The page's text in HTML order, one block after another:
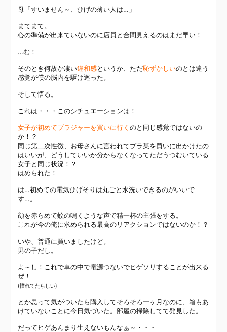
母「すいません～、ひげの薄い人は…」
まてまて。
心の準備が出来ていないのに店員と合間見えるのはまだ早い！
…む！
そのとき何故か凄い違和感というか、ただ恥ずかしいのとは違う
感覚が僕の脳内を駆け巡った。
そして悟る。
これは・・・このシチュエーションは！
女子が初めてブラジャーを買いに行く のと同じ感覚ではないの
か！？
同じ第二次性徴、お母さんに言われてブラ某を買いに出かけたの
はいいが、どうしていいか分からなくなってただうつむいている
女子と同じ状況！？
はめられた！
は…初めての電気ひげそりは丸ごと水洗いできるのがいいで
す…。
顔を赤らめて蚊の鳴くような声で精一杯の主張をする。
これが今の俺に求められる最高のリアクションではないのか！？
いや、普通に買いましたけど。
男の子だし。
よ～し！これで車の中で電源つないでヒゲソリすることが出来る
ぜ！
(憧れてたらしい)
とか思って気がついたら購入してそろそろ一ヶ月なのに、箱もあ
けていないことに今日気づいた。部屋の掃除してて発見した。
だってヒゲあんまり生えないもんなぁ～・・・